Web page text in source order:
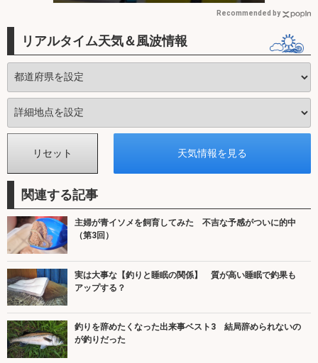
Recommended by
リアルタイム天気＆風波情報
関連する記事
主婦が青イソメを飼育してみた 不吉な予感がついに的中
（第3回）
実は大事な【釣りと睡眠の関係】 質が高い睡眠で釣果も
アップする？
釣りを辞めたくなった出来事ベスト3 結局辞められないの
が釣りだった